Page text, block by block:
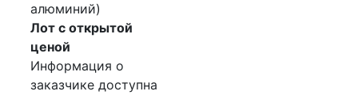
алюминий)
Лот с открытой
ценой
Информация о
заказчике доступна